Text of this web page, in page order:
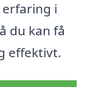
i
du kan få
effektivt.